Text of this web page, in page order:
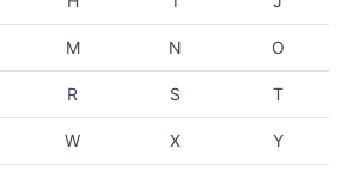
M N O
R S T
W X Y